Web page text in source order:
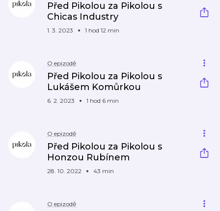
Před Pikolou za Pikolou s
Chicas Industry
1. 3. 2023 1 hod 12 min
O epizodě
Před Pikolou za Pikolou s
Lukášem Komůrkou
6. 2. 2023 1 hod 6 min
O epizodě
Před Pikolou za Pikolou s
Honzou Rubínem
28. 10. 2022 43 min
O epizodě